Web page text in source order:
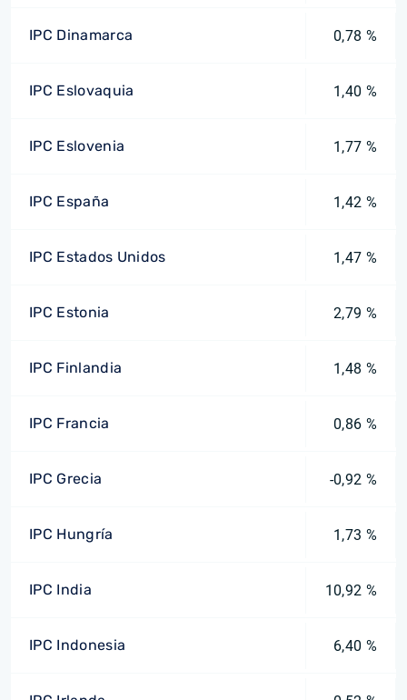
IPC Dinamarca 0,78 %
IPC Eslovaquia 1,40 %
IPC Eslovenia 1,77 %
IPC España 1,42 %
IPC Estados Unidos 1,47 %
IPC Estonia 2,79 %
IPC Finlandia 1,48 %
IPC Francia 0,86 %
IPC Grecia -0,92 %
IPC Hungría 1,73 %
IPC India 10,92 %
IPC Indonesia 6,40 %